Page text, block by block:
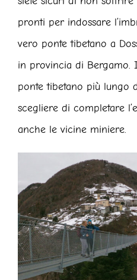
pronti per indossare
vero ponte tibetano a
in provincia di Bergamo.
ponte tibetano più lungo
scegliere di completare
anche le vicine miniere.